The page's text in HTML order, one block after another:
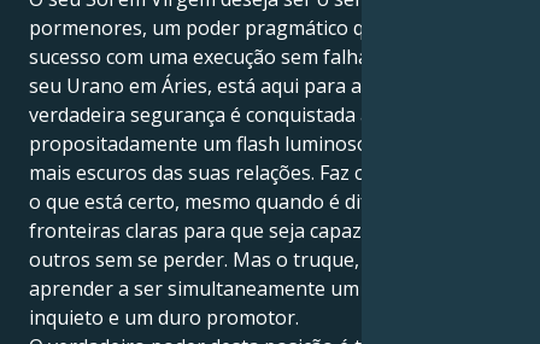
pormenores, um poder pragmático que conta o
sucesso com uma execução sem falhas. Mas com o
seu Urano em Áries, está aqui para aprender que a
verdadeira segurança é conquistada ao fazer brilhar
propositadamente um flash luminoso nos cantos
mais escuros das suas relações. Faz com que defenda
o que está certo, mesmo quando é difícil, e traça
fronteiras claras para que seja capaz de dar aos
outros sem se perder. Mas o truque, como sempre, é
aprender a ser simultaneamente um perfeccionista
inquieto e um duro promotor.